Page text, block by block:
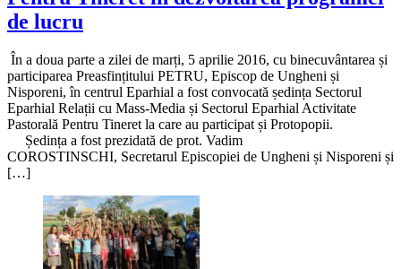
de lucru
În a doua parte a zilei de marți, 5 aprilie 2016, cu binecuvântarea și
participarea Preasfințitului PETRU, Episcop de Ungheni și
Nisporeni, în centrul Eparhial a fost convocată ședința Sectorul
Eparhial Relații cu Mass-Media și Sectorul Eparhial Activitate
Pastorală Pentru Tineret la care au participat și Protopopii.
Ședința a fost prezidată de prot. Vadim
COROSTINSCHI, Secretarul Episcopiei de Ungheni și Nisporeni și
[…]